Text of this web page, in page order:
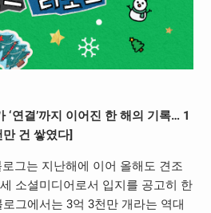
‘연결’까지 이어진 한 해의 기록… 1
건 쌓였다]
그는 지난해에 이어 올해도 견조
소셜미디어로서 입지를 공고히 한
그에서는 3억 3천만 개라는 역대